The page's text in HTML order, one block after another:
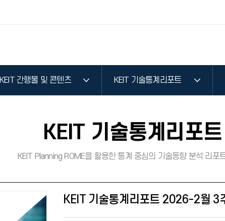
KEIT 간행물 및 콘텐츠 KEIT 기술통계리포트
KEIT 기술통계리포트
KEIT Planning ROME을 활용한 통계 중심의 기술동향 분석 리포
KEIT 기술통계리포트 2026-2월 3